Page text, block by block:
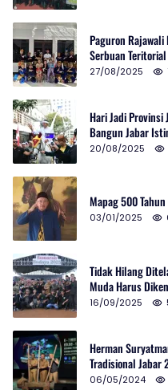
Paguron Rajawali
Serbuan
27/08/2025
Hari Jadi Provinsi
Bangun Jabar
20/08/2025
Mapag 500
03/01/2025
Tidak Hilang
Muda Harus
16/09/2025
Herman
Tradisional Jabar
06/05/2024